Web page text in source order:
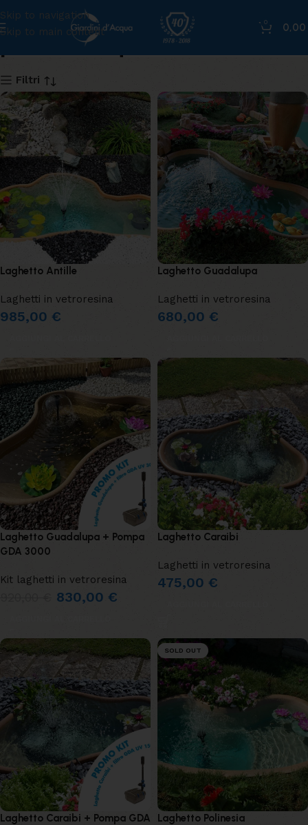
Skip to navigation
Skip to main content
0 0,00
perle d'acqua
Filtri
Laghetto Antille
Laghetti in vetroresina
985,00 €
Laghetto Guadalupa
Laghetti in vetroresina
680,00 €
Laghetto Guadalupa + Pompa
GDA 3000
Kit laghetti in vetroresina
830,00 €
Laghetto Caraibi
Laghetti in vetroresina
475,00 €
Laghetto Caraibi + Pompa GDA
SOLD OUT
Laghetto Polinesia